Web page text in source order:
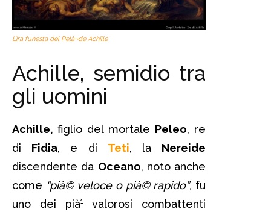
L’ira funesta del Pelà¬de Achille
Achille, semidio tra
gli uomini
Achille, figlio del mortale Peleo, re
di Fidia, e di Teti, la Nereide
discendente da Oceano, noto anche
come “pià© veloce o pià© rapido”, fu
uno dei pià¹ valorosi combattenti